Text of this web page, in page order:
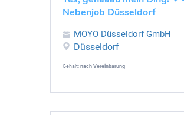
Nebenjob Düsseldorf
MOYO Düsseldorf GmbH
Düsseldorf
Gehalt: nach Vereinbarung